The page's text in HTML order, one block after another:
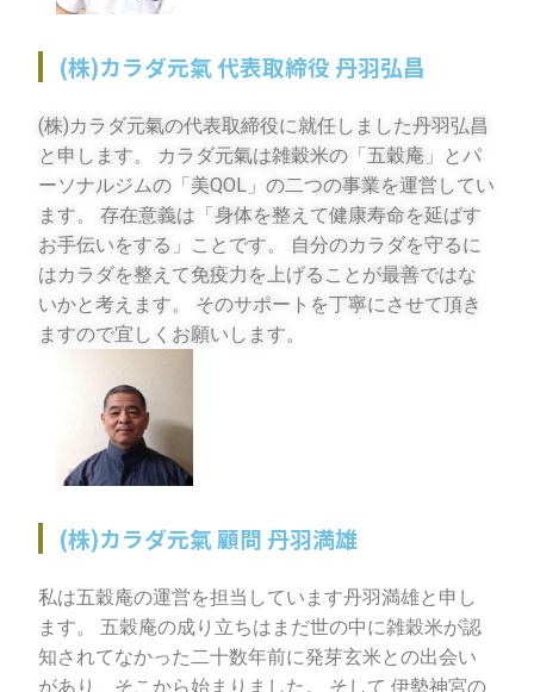
(株)カラダ元氣 代表取締役 丹羽弘昌
(株)カラダ元氣の代表取締役に就任しました丹羽弘昌
と申します。 カラダ元氣は雑穀米の「五穀庵」とパ
ーソナルジムの「美QOL」の二つの事業を運営してい
ます。 存在意義は「身体を整えて健康寿命を延ばす
お手伝いをする」ことです。 自分のカラダを守るに
はカラダを整えて免疫力を上げることが最善ではな
いかと考えます。 そのサポートを丁寧にさせて頂き
ますので宜しくお願いします。
(株)カラダ元氣 顧問 丹羽満雄
私は五穀庵の運営を担当しています丹羽満雄と申し
ます。 五穀庵の成り立ちはまだ世の中に雑穀米が認
知されてなかった二十数年前に発芽玄米との出会い
があり、そこから始まりました。 そして 伊勢神宮の